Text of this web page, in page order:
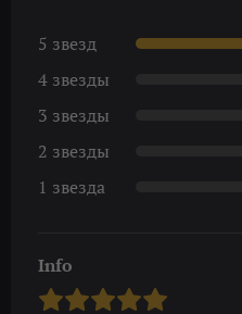
5 звезд
4 звезды
3 звезды
2 звезды
1 звезда
Info